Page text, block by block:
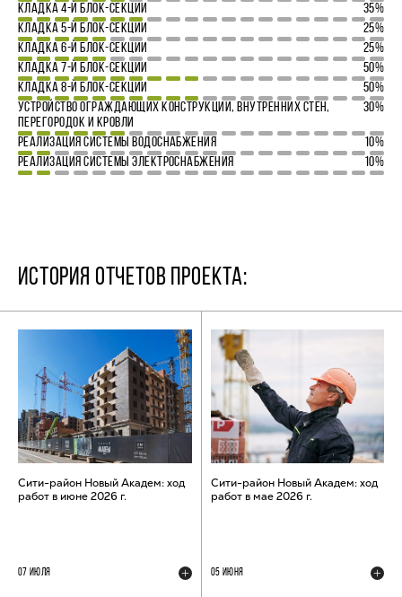
КЛАДКА 4-Й БЛОК-СЕКЦИИ
35%
КЛАДКА 5-Й БЛОК-СЕКЦИИ
25%
КЛАДКА 6-Й БЛОК-СЕКЦИИ
25%
КЛАДКА 7-Й БЛОК-СЕКЦИИ
50%
КЛАДКА 8-Й БЛОК-СЕКЦИИ
50%
УСТРОЙСТВО ОГРАЖДАЮЩИХ КОНСТРУКЦИЙ, ВНУТРЕННИХ СТЕН,
ПЕРЕГОРОДОК И КРОВЛИ
30%
РЕАЛИЗАЦИЯ СИСТЕМЫ ВОДОСНАБЖЕНИЯ
10%
РЕАЛИЗАЦИЯ СИСТЕМЫ ЭЛЕКТРОСНАБЖЕНИЯ
10%
ИСТОРИЯ ОТЧЕТОВ ПРОЕКТА:
Сити-район Новый Академ: ход
работ в июне 2026 г.
07 ИЮЛЯ
Сити-район Новый Академ: ход
работ в мае 2026 г.
05 ИЮНЯ